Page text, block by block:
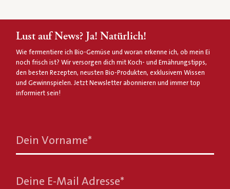
Lust auf News? Ja! Natürlich!
Wie fermentiere ich Bio-Gemüse und woran erkenne ich, ob mein Ei
noch frisch ist? Wir versorgen dich mit Koch- und Ernährungstipps,
den besten Rezepten, neusten Bio-Produkten, exklusivem Wissen
und Gewinnspielen. Jetzt Newsletter abonnieren und immer top
informiert sein!
Dein Vorname*
Deine E-Mail Adresse*